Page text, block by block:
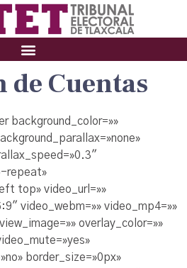
de Cuentas
background_color=»»
repeat»
top» video_url=»»
video_webm=»» video_mp4=»»
overlay_color=»»
border_size=»0px»